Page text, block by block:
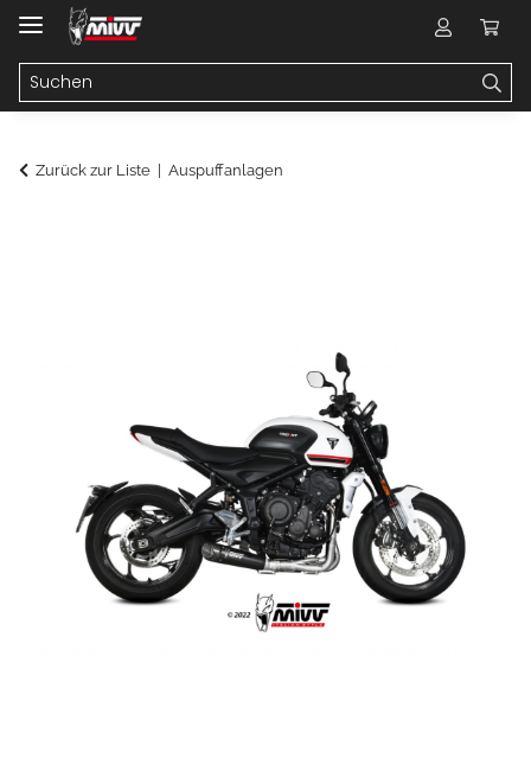
Zurück zur Liste Auspuffanlagen